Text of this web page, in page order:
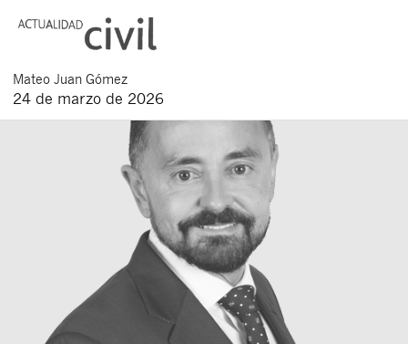
Mateo Juan Gómez
24 de marzo de 2026